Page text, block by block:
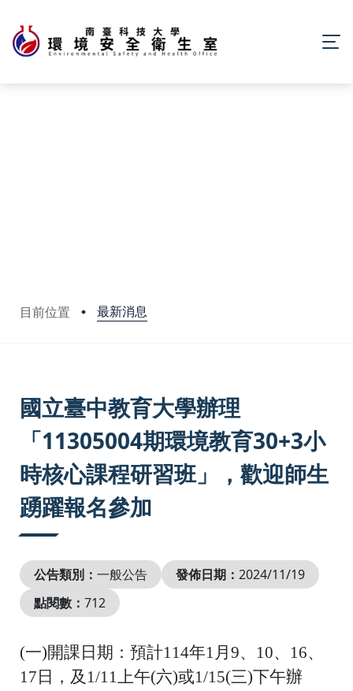
目前位置 最新消息
國立臺中教育大學辦理
「11305004期環境教育30+3小
時核心課程研習班」，歡迎師生
踴躍報名參加
公告類別： 一般公告 發佈日期： 2024/11/19
點閱數： 712
(一)開課日期：預計114年1月 9、 10、 16、
17 日，及 1/11上午(六)或1/15(三)下午辦